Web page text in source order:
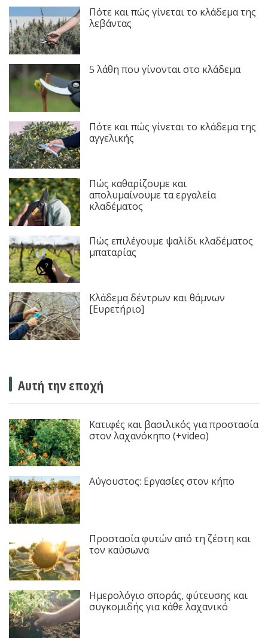
Πότε και πώς γίνεται το κλάδεμα της
λεβάντας
5 λάθη που γίνονται στο κλάδεμα
Πότε και πώς γίνεται το κλάδεμα της
αγγελικής
Πώς καθαρίζουμε και
απολυμαίνουμε τα εργαλεία
κλαδέματος
Πώς επιλέγουμε ψαλίδι κλαδέματος
μπαταρίας
Κλάδεμα δέντρων και θάμνων
[Ευρετήριο]
Αυτή την εποχή
Κατιφές και βασιλικός για προστασία
στον λαχανόκηπο (+video)
Αύγουστος: Εργασίες στον κήπο
Προστασία φυτών από τη ζέστη και
τον καύσωνα
Ημερολόγιο σποράς, φύτευσης και
συγκομιδής για κάθε λαχανικό